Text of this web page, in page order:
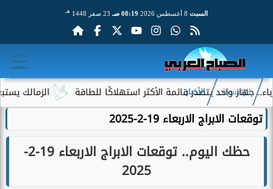
السبت 08:19 صـ 23 صفر 1448 هـ
الزمالك يستبعد 4 لاعبين شباب من حساباته في الموسم الجديد يتصدر قائمة الأكثر استهلاكًا للطاقة
الرئيسية الأخبار
توقعات الابراج الاربعاء 19-2-2025
حظك اليوم.. توقعات الابراج الاربعاء 19-2-
2025